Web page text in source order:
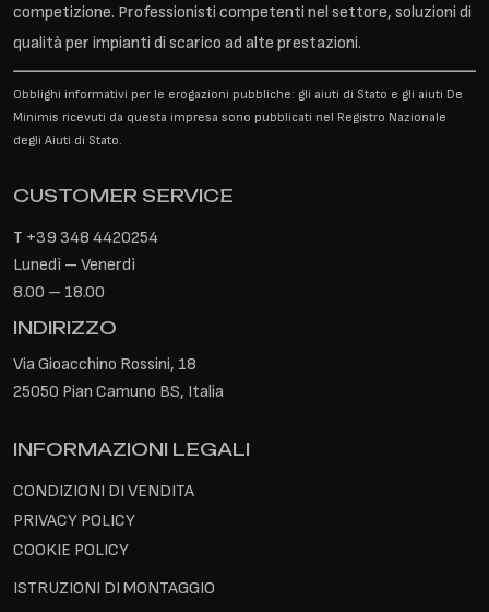
competizione. Professionisti competenti nel settore, soluzioni di
qualità per impianti di scarico ad alte prestazioni.
Obblighi informativi per le erogazioni pubbliche: gli aiuti di Stato e gli aiuti De
Minimis ricevuti da questa impresa sono pubblicati nel Registro Nazionale
degli Aiuti di Stato.
CUSTOMER SERVICE
T +39 348 4420254
Lunedì – Venerdì
8.00 – 18.00
INDIRIZZO
Via Gioacchino Rossini, 18
25050 Pian Camuno BS, Italia
INFORMAZIONI LEGALI
CONDIZIONI DI VENDITA
PRIVACY POLICY
COOKIE POLICY
ISTRUZIONI DI MONTAGGIO